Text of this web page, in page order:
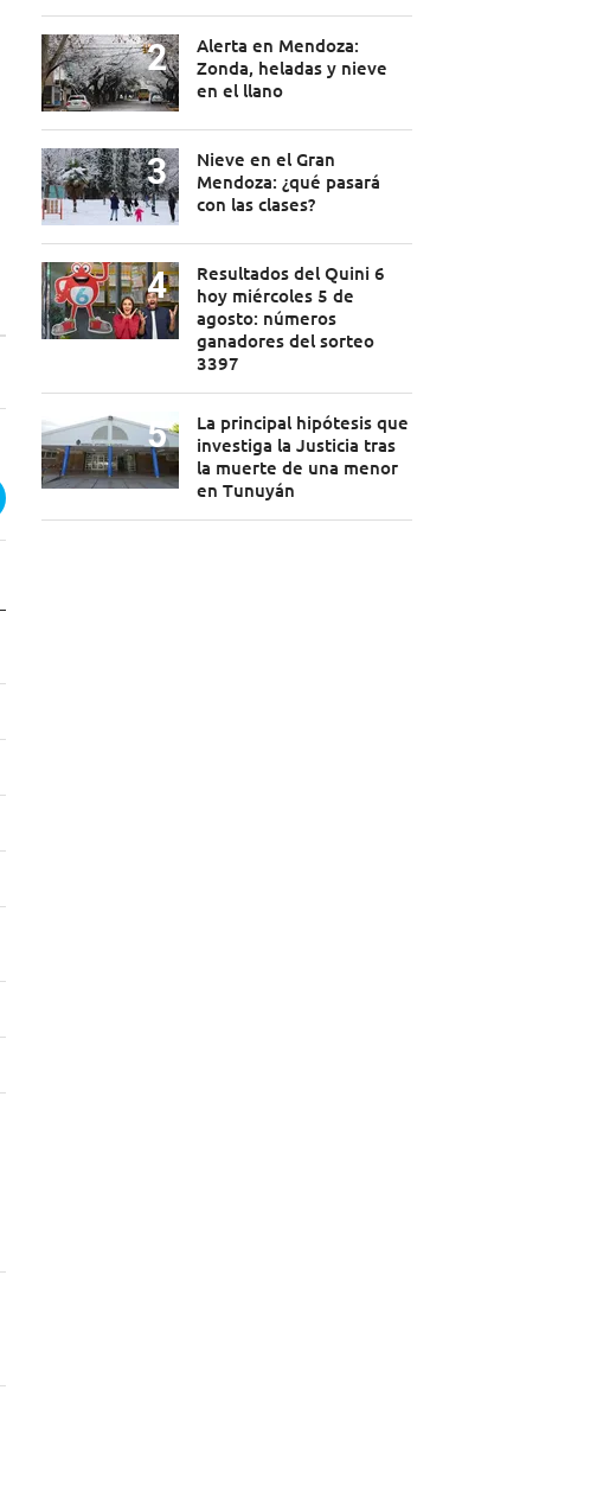
Alerta en Mendoza:
Zonda, heladas y nieve
en el llano
Nieve en el Gran
Mendoza: ¿qué pasará
con las clases?
Resultados del Quini 6
hoy miércoles 5 de
agosto: números
ganadores del sorteo
3397
La principal hipótesis que
investiga la Justicia tras
la muerte de una menor
en Tunuyán